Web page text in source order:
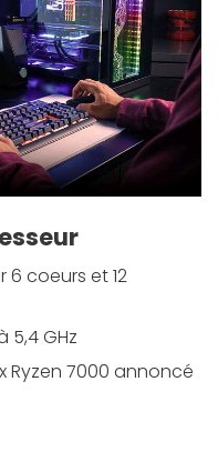
6 coeurs et 12
5,4 GHz
Ryzen 7000 annoncé